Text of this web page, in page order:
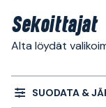
Sekoittajat
Alta löydät
SUODATA &